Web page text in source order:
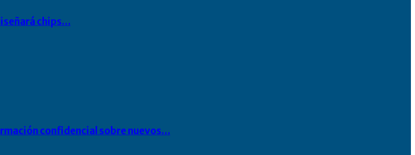
chips…
confidencial sobre nuevos…